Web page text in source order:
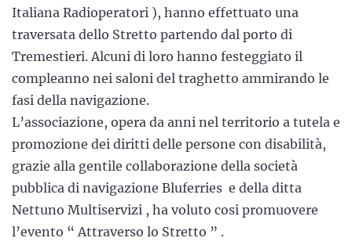
Italiana Radioperatori ), hanno effettuato una
traversata dello Stretto partendo dal porto di
Tremestieri. Alcuni di loro hanno festeggiato il
compleanno nei saloni del traghetto ammirando le
fasi della navigazione.
L’associazione, opera da anni nel territorio a tutela e
promozione dei diritti delle persone con disabilità,
grazie alla gentile collaborazione della società
pubblica di navigazione Bluferries e della ditta
Nettuno Multiservizi , ha voluto cosi promuovere
l’evento “ Attraverso lo Stretto ” .